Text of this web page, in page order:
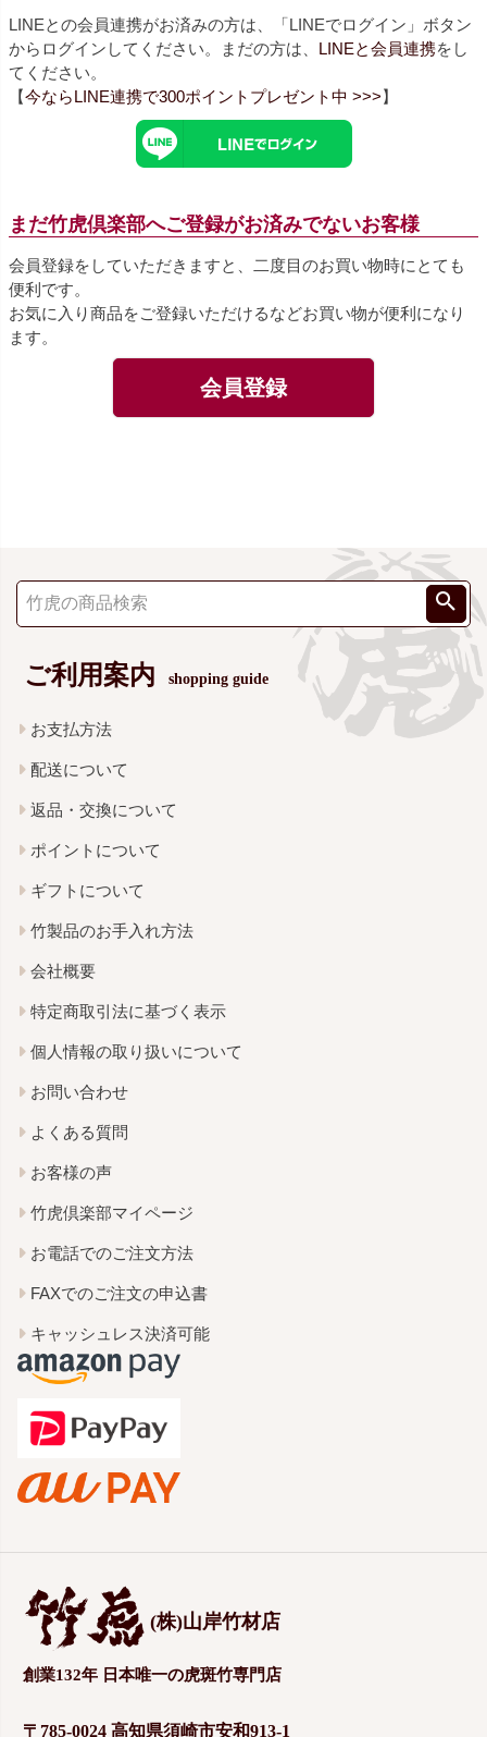
LINEとの会員連携がお済みの方は、「LINEでログイン」ボタン
からログインしてください。まだの方は、 LINEと会員連携をし
てください。
【今ならLINE連携で300ポイントプレゼント中 >>>】
まだ竹虎倶楽部へご登録がお済みでないお客様
会員登録をしていただきますと、二度目のお買い物時にとても
便利です。
お気に入り商品をご登録いただけるなどお買い物が便利になり
ます。
会員登録
ご利用案内 shopping guide
お支払方法
配送について
返品・交換について
ポイントについて
ギフトについて
竹製品のお手入れ方法
会社概要
特定商取引法に基づく表示
個人情報の取り扱いについて
お問い合わせ
よくある質問
お客様の声
竹虎倶楽部マイページ
お電話でのご注文方法
FAXでのご注文の申込書
キャッシュレス決済可能
(株)山岸竹材店
創業132年 日本唯一の虎斑竹専門店
〒785-0024 高知県須崎市安和913-1